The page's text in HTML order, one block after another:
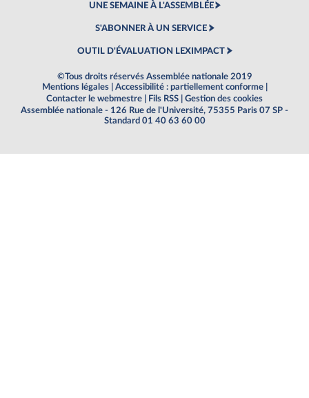
UNE SEMAINE À L'ASSEMBLÉE
S'ABONNER À UN SERVICE
OUTIL D'ÉVALUATION LEXIMPACT
©Tous droits réservés Assemblée nationale 2019
Mentions légales
Accessibilité : partiellement conforme
Contacter le webmestre
Fils RSS
Gestion des cookies
Assemblée nationale - 126 Rue de l'Université, 75355 Paris 07 SP -
Standard 01 40 63 60 00